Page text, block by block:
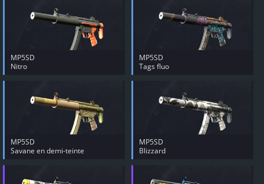
MP5SD
Nitro
MP5SD
Tags fluo
MP5SD
Savane en demi-teinte
MP5SD
Blizzard